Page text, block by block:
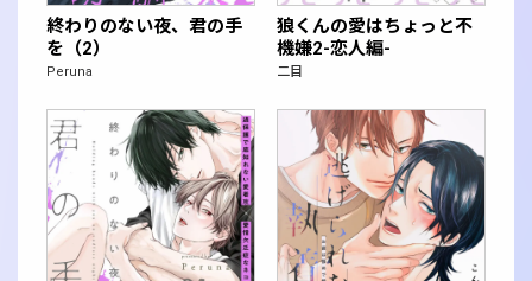
終わりのない夜、君の手
を（2）
Peruna
狼くんの愛はちょっと不
機嫌2-恋人編-
二目